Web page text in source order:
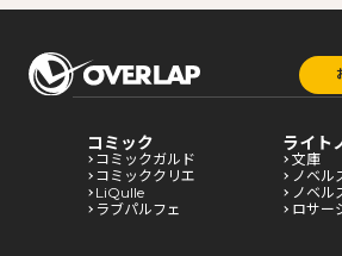
コミック
コミックガルド
コミッククリエ
LiQulle
ラブパルフェ
ライト
文庫
ノベル
ノベル
ロサー